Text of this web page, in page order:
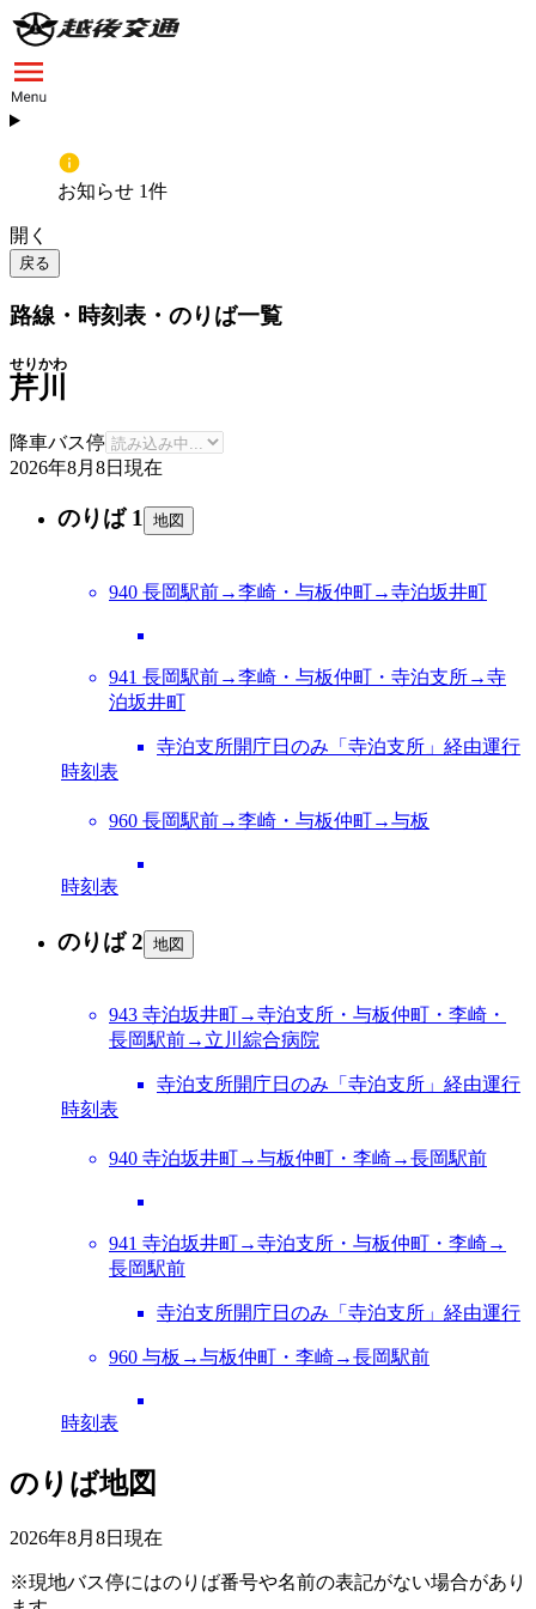
お知らせ 1件
開く
戻る
路線・時刻表・のりば一覧
芹川
せりかわ
降車バス停
2026年8月8日 現在
のりば 1 地図
940 長岡駅前→李崎・与板仲町→寺泊坂井町
941 長岡駅前→李崎・与板仲町・寺泊支所→寺
泊坂井町
寺泊支所開庁日のみ「寺泊支所」経由運行
時刻表
960 長岡駅前→李崎・与板仲町→与板
時刻表
のりば 2 地図
943 寺泊坂井町→寺泊支所・与板仲町・李崎・
長岡駅前→立川綜合病院
寺泊支所開庁日のみ「寺泊支所」経由運行
時刻表
940 寺泊坂井町→与板仲町・李崎→長岡駅前
941 寺泊坂井町→寺泊支所・与板仲町・李崎→
長岡駅前
寺泊支所開庁日のみ「寺泊支所」経由運行
960 与板→与板仲町・李崎→長岡駅前
時刻表
のりば地図
2026年8月8日 現在
※現地バス停にはのりば番号や名前の表記がない場合があり